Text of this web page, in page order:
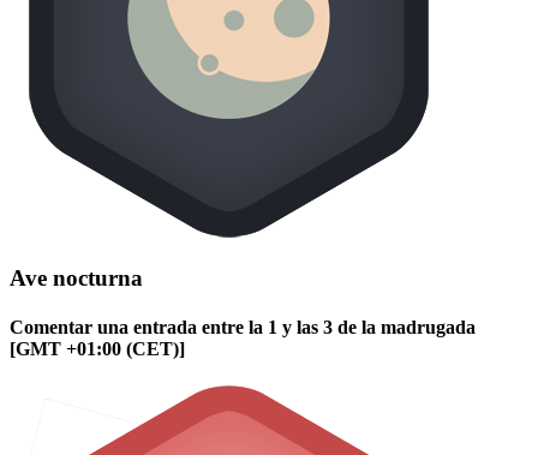
Ave nocturna
Comentar una entrada entre la 1 y las 3 de la madrugada
[GMT +01:00 (CET)]